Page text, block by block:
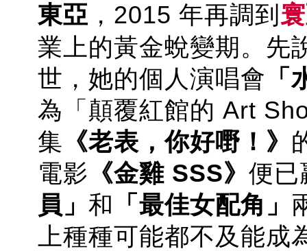
東亞 ，2015 年再調到
業上的黃金蛻變期。先
世，她的個人演唱會
為「顛覆紅館的 Art
集 《老表，你好嘢！》
電影 《金雞 SSS》 便已
員」 和 「最佳女配角」
上種種可能都不及能成